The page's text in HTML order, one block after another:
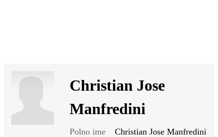
Christian Jose
Manfredini
Polno ime
Christian Jose Manfredini